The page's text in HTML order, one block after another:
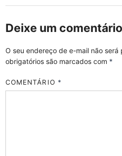
Deixe um comentário
O seu endereço de e-mail não será
obrigatórios são marcados com *
COMENTÁRIO *